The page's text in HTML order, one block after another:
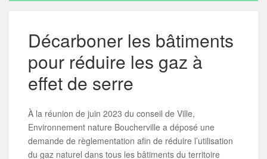
Décarboner les bâtiments
pour réduire les gaz à
effet de serre
À la réunion de juin 2023 du conseil de Ville,
Environnement nature Boucherville a déposé une
demande de règlementation afin de réduire l’utilisation
du gaz naturel dans tous les bâtiments du territoire